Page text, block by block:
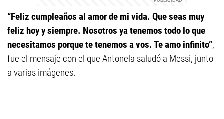
“Feliz cumpleaños al amor de mi vida. Que seas muy
feliz hoy y siempre. Nosotros ya tenemos todo lo que
necesitamos porque te tenemos a vos. Te amo infinito”,
fue el mensaje con el que Antonela saludó a Messi, junto
a varias imágenes.